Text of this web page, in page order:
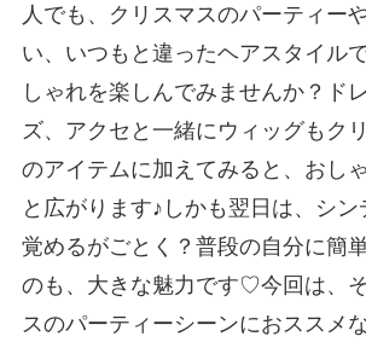
人でも、クリスマスのパーティー
い、いつもと違ったヘアスタイル
しゃれを楽しんでみませんか？ド
ズ、アクセと一緒にウィッグもク
のアイテムに加えてみると、おし
と広がります♪しかも翌日は、シン
覚めるがごとく？普段の自分に簡
のも、大きな魅力です♡今回は、
スのパーティーシーンにおススメ